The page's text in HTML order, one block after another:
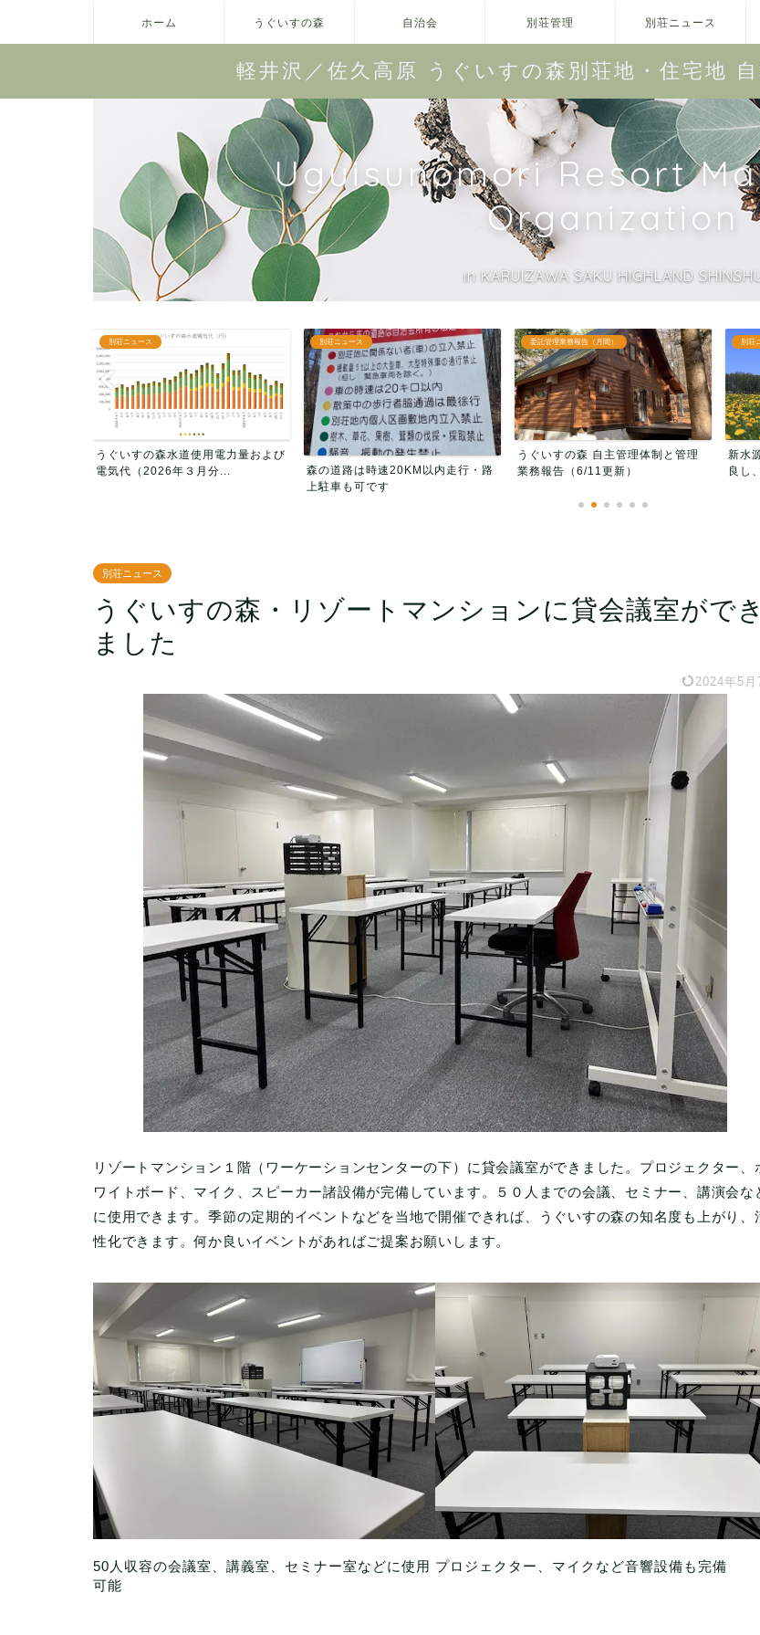
ホーム うぐいすの森 自治会 別荘管理 別荘ニュース
軽井沢／佐久高原 うぐいすの森別荘地・住宅地
Uguisunomori Resort
Organization
in KARUIZAWA SAKU HIGHLAND
別荘ニュース
森の道路は時速20KM以内走行・路
委託管理業務報告（月間）
うぐいすの森 自主管理体制と管理
業務報告（6/11更新）
別荘ニュース
新水源が完成！八ヶ岳水系、飲んで
良し、美肌に良しの豊富な...
うぐ
うぐ
別荘ニュース
うぐいすの森・リゾートマンションに貸会議室ができ
ました
2024年5月
リゾートマンション１階（ワーケーションセンターの下）に貸会議室ができました。プロジェクター、
ワイトボード、マイク、スピーカー諸設備が完備しています。５０人までの会議、セミナー、講演会な
に使用できます。季節の定期的イベントなどを当地で開催できれば、うぐいすの森の知名度も上がり、
性化できます。何か良いイベントがあればご提案お願いします。
50人収容の会議室、講義室、セミナー室などに使用
可能
プロジェクター、マイクなど音響設備も完備